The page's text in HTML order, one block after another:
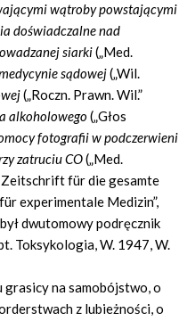
wątroby powstającymi
doświadczalne nad
siarki(„Med.
sądowej(„Wil.
(„Roczn. Prawn. Wil.”
alkoholowego(„Głos
fotografii w podczerwieni
zatruciu CO(„Med.
Zeitschrift für die gesamte
experimentale Medizin”,
dwutomowy podręcznik
Toksykologia, W. 1947, W.
grasicy na samobójstwo, o
z lubieżności, o